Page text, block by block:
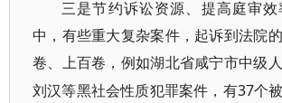
三是节约诉讼资源、提高庭审效
中，有些重大复杂案件，起诉到法院
卷、上百卷，例如湖北省咸宁市中级
刘汉等黑社会性质犯罪案件，有37个